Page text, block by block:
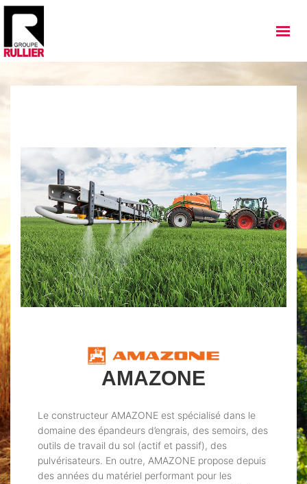
AMAZONE
Le constructeur AMAZONE est spécialisé dans le
domaine des épandeurs d’engrais, des semoirs, des
outils de travail du sol (actif et passif), des
pulvérisateurs. En outre, AMAZONE propose depuis
des années du matériel performant pour les